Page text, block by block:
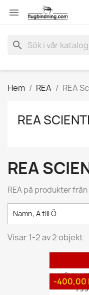

search
Hem REA REA
REA
REA
REA på produkter
Namn, A till Ö
Visar 1-2 av 2 objekt
-400,00